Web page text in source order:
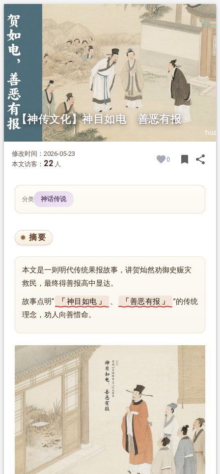
2.正文
【神传文化】神目如电 善恶有报
修改时间：2026-05-23
本文访客： 22 人
0 bookmark share
分类 神话传说
摘要
本文是一则明代传统果报故事，讲贺灿然劝御史赈灾
救民，最终得善报高中显达。
故事点明“ 神目如电 、 善恶有报
”的传统
理念，劝人向善惜命。